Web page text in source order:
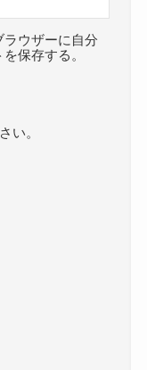
ウザーに自分
保存する。
い。